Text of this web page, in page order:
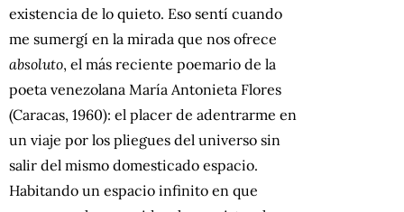
existencia de lo quieto. Eso sentí cuando
me sumergí en la mirada que nos ofrece
absoluto, el más reciente poemario de la
poeta venezolana María Antonieta Flores
(Caracas, 1960): el placer de adentrarme en
un viaje por los pliegues del universo sin
salir del mismo domesticado espacio.
Habitando un espacio infinito en que